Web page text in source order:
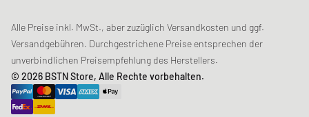
Studentenrabatt: Unidays
Studentenrabatt: Studentbeans
Studentenrabatt: EDiU
Gutscheine & Aktionen
Alle Preise inkl. MwSt., aber zuzüglich Versandkosten und ggf.
Versandgebühren. Durchgestrichene Preise entsprechen der
unverbindlichen Preisempfehlung des Herstellers.
© 2026 BSTN Store, Alle Rechte vorbehalten.